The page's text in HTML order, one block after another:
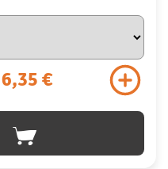
6,35 €